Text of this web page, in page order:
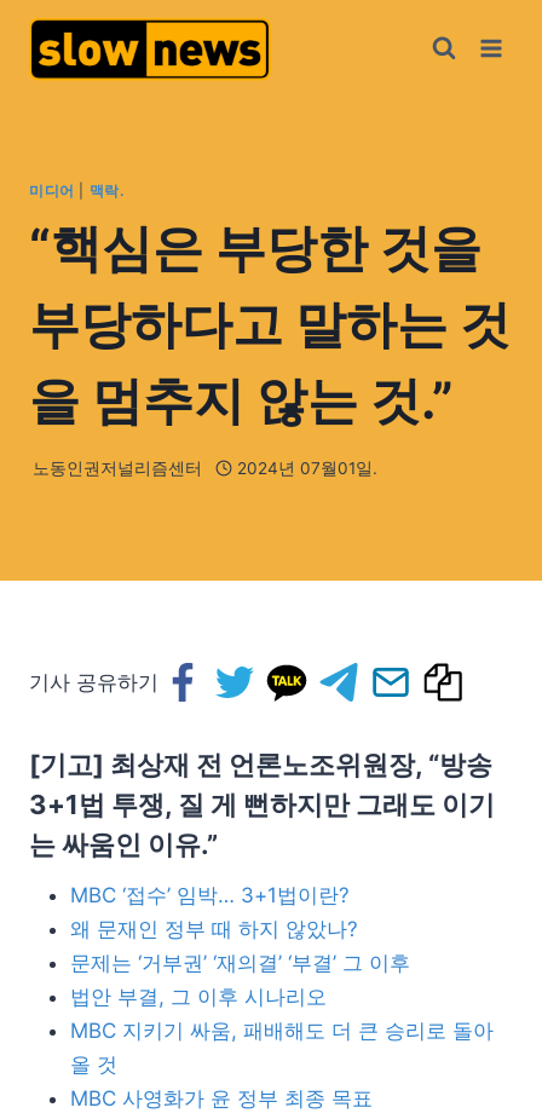
미디어 맥락.
“핵심은 부당한 것을
부당하다고 말하는 것
을 멈추지 않는 것.”
노동인권저널리즘센터 2024년 07월01일.
기사 공유하기
[기고] 최상재 전 언론노조위원장, “방송
3+1법 투쟁, 질 게 뻔하지만 그래도 이기
는 싸움인 이유.”
MBC ‘접수’ 임박… 3+1법이란?
왜 문재인 정부 때 하지 않았나?
문제는 ‘거부권’ ‘재의결’ ‘부결’ 그 이후
법안 부결, 그 이후 시나리오
MBC 지키기 싸움, 패배해도 더 큰 승리로 돌아
올 것
MBC 사영화가 윤 정부 최종 목표